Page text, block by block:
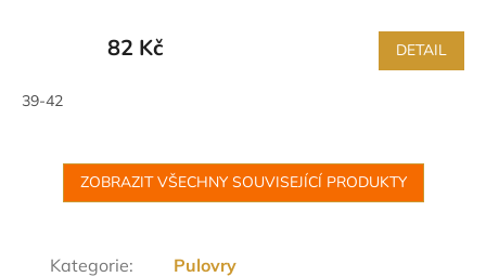
82 Kč DETAIL
39-42
ZOBRAZIT VŠECHNY SOUVISEJÍCÍ PRODUKTY
Kategorie:
Pulovry